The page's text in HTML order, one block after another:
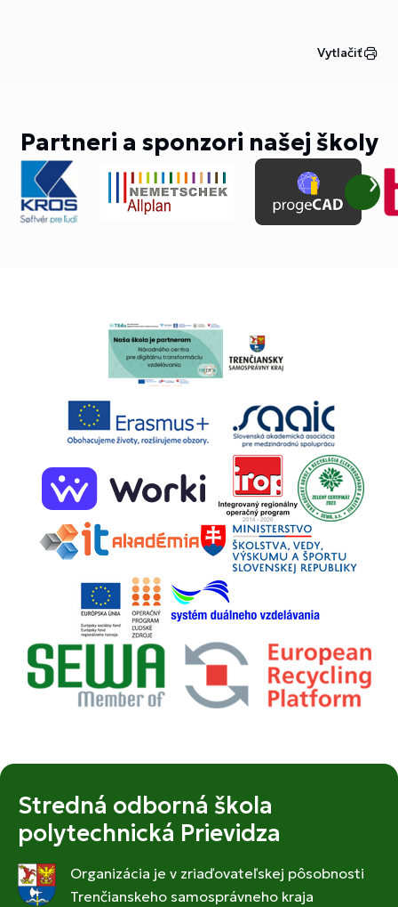
Vytlačiť
Partneri a sponzori našej školy
Stredná odborná škola
polytechnická Prievidza
Organizácia je v zriaďovateľskej pôsobnosti
Trenčianskeho samosprávneho kraja